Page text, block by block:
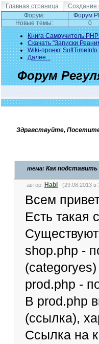
Главная страница Создание
Форум:
Форум
Новые темы:
0
Книга Самоучитель
Скачать "Записки
Wiki-проект SoftTimeInfo
Далее...
Форум
Здравствуйте,
тема: Как подставить
автор: Habl (29.08.2013 в
Всем
Есть такая
shop.php -
(categoryes)
prod.php -
В prod.php
(ссылка),
Ссылка на